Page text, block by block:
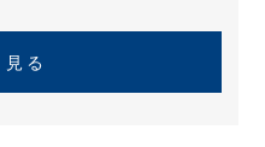
る